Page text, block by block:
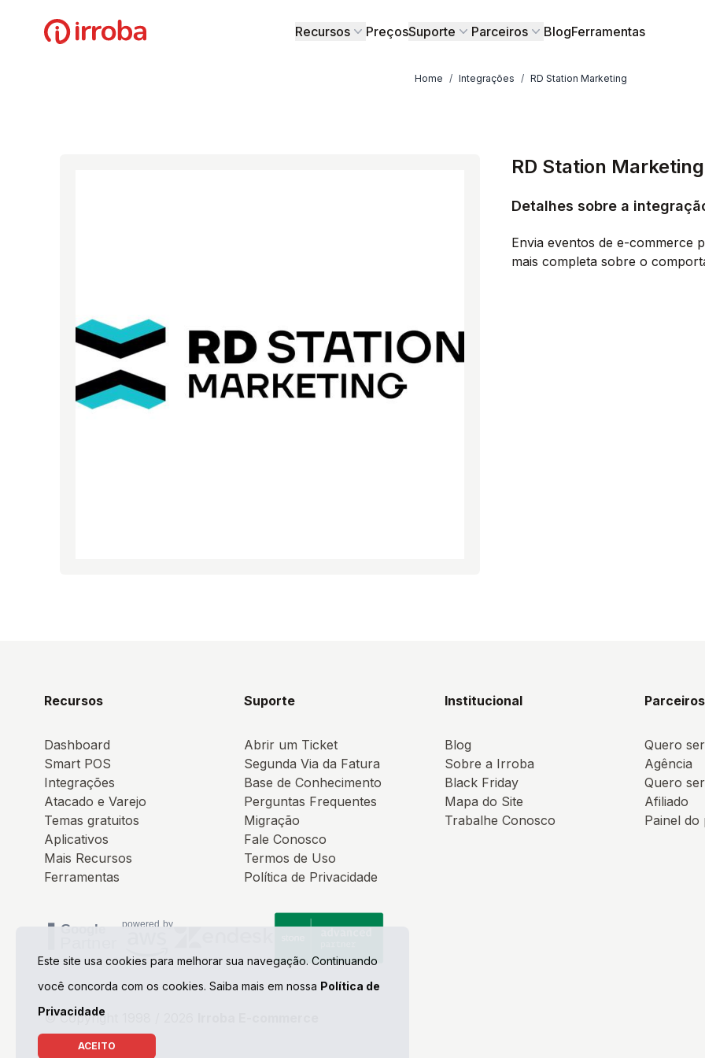
Irroba Recursos PreçosSuporte Parceiros BlogFerramentas
Home / Integrações / RD Station Marketing
RD Station Marketing
Detalhes sobre a
Envia eventos de e-commerce
mais completa sobre o
Recursos
Dashboard
Smart POS
Integrações
Atacado e Varejo
Temas gratuitos
Aplicativos
Mais Recursos
Ferramentas
Suporte
Abrir um Ticket
Segunda Via da Fatura
Base de Conhecimento
Perguntas Frequentes
Migração
Fale Conosco
Termos de Uso
Política de Privacidade
Institucional
Blog
Sobre a Irroba
Black Friday
Mapa do Site
Trabalhe Conosco
Parceiros
Quero
Agência
Quero
Afiliado
Painel do
© Copyright 1998 / 2026
Este site usa cookies para melhorar sua navegação. Continuando
você concorda com os cookies. Saiba mais em nossa Política de
Privacidade
ACEITO